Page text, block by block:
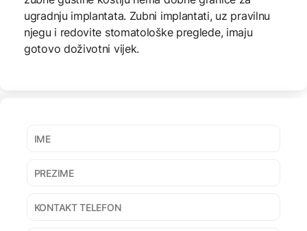
ugradnju implantata. Zubni implantati, uz pravilnu
njegu i redovite stomatološke preglede, imaju
gotovo doživotni vijek.